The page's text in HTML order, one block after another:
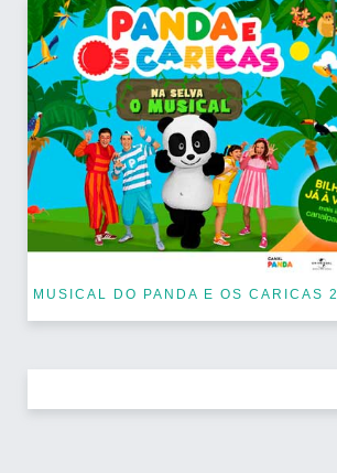
MUSICAL DO PANDA E OS CARICAS